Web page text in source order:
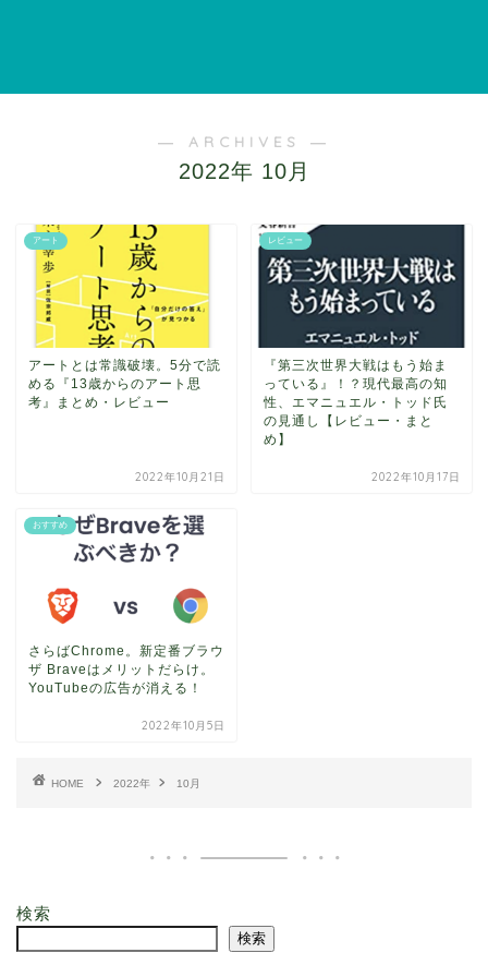
― ARCHIVES ―
2022年 10月
アート
アートとは常識破壊。5分で読
める『13歳からのアート思
考』まとめ・レビュー
2022年10月21日
レビュー
『第三次世界大戦はもう始ま
っている』！？現代最高の知
性、エマニュエル・トッド氏
の見通し【レビュー・まと
め】
2022年10月17日
おすすめ
さらばChrome。新定番ブラウ
ザ Braveはメリットだらけ。
YouTubeの広告が消える！
2022年10月5日
HOME 2022年 10月
検索
検索